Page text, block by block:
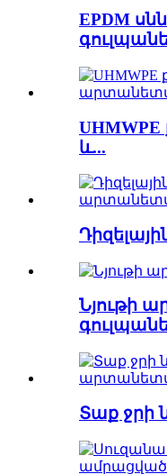
EPDM
և...
Նյութի
Տաք ջրի